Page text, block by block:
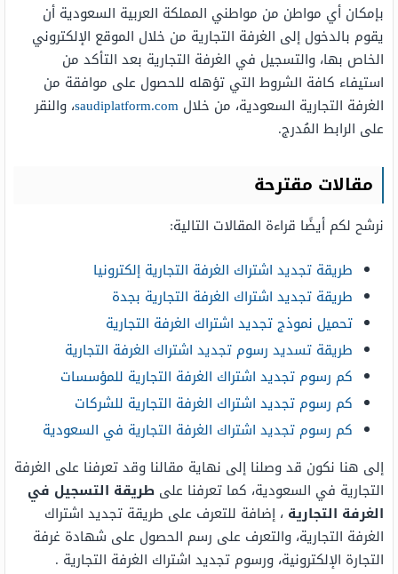
بإمكان أي مواطن من مواطني المملكة العربية السعودية أن
يقوم بالدخول إلى الغرفة التجارية من خلال الموقع الإلكتروني
الخاص بها، والتسجيل في الغرفة التجارية بعد التأكد من
استيفاء كافة الشروط التي تؤهله للحصول على موافقة من
الغرفة التجارية السعودية، من خلال saudiplatform.com، والنقر
على الرابط المُدرج.
مقالات مقترحة
نرشح لكم أيضًا قراءة المقالات التالية:
طريقة تجديد اشتراك الغرفة التجارية إلكترونيا
طريقة تجديد اشتراك الغرفة التجارية بجدة
تحميل نموذج تجديد اشتراك الغرفة التجارية
طريقة تسديد رسوم تجديد اشتراك الغرفة التجارية
كم رسوم تجديد اشتراك الغرفة التجارية للمؤسسات
كم رسوم تجديد اشتراك الغرفة التجارية للشركات
كم رسوم تجديد اشتراك الغرفة التجارية في السعودية
إلى هنا نكون قد وصلنا إلى نهاية مقالنا وقد تعرفنا على الغرفة
التجارية في السعودية، كما تعرفنا على طريقة التسجيل في
الغرفة التجارية ، إضافة للتعرف على طريقة تجديد اشتراك
الغرفة التجارية، والتعرف على رسم الحصول على شهادة غرفة
التجارة الإلكترونية، ورسوم تجديد اشتراك الغرفة التجارية .